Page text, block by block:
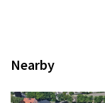
Nearby